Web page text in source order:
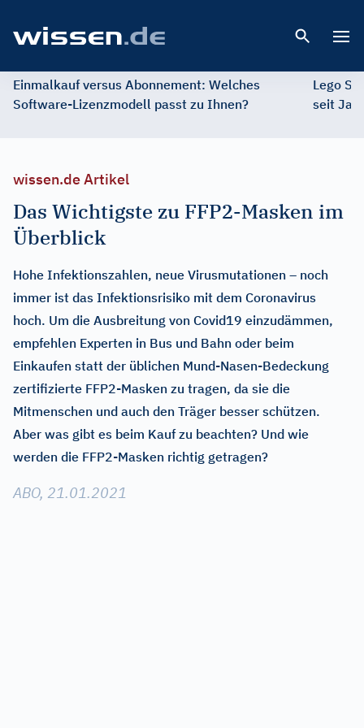
Einmalkauf versus Abonnement: Welches
Software-Lizenzmodell passt zu Ihnen?
Lego
seit
wissen.de Artikel
Das Wichtigste zu FFP2-Masken im
Überblick
Hohe Infektionszahlen, neue Virusmutationen – noch
immer ist das Infektionsrisiko mit dem Coronavirus
hoch. Um die Ausbreitung von Covid19 einzudämmen,
empfehlen Experten in Bus und Bahn oder beim
Einkaufen statt der üblichen Mund-Nasen-Bedeckung
zertifizierte FFP2-Masken zu tragen, da sie die
Mitmenschen und auch den Träger besser schützen.
Aber was gibt es beim Kauf zu beachten? Und wie
werden die FFP2-Masken richtig getragen?
ABO, 21.01.2021